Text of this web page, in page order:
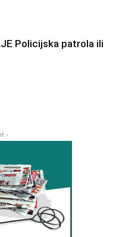
Policijska patrola ili
-